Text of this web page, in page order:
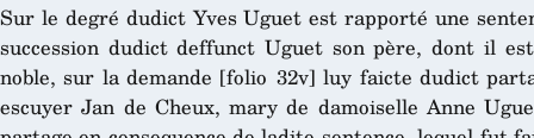
Sur le degré dudict Yves Uguet est rapporté une
succession dudict deffunct Uguet son père, dont il
noble, sur la demande [folio 32v] luy faicte dudict
escuyer Jan de Cheux, mary de damoiselle Anne